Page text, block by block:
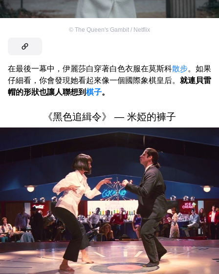
© The Queen's Gambit / Netflix
在最後一幕中，伊麗莎白穿著白色衣服在莫斯科散步。如果
仔細看，你會發現她看起來像一個國際象棋皇后。 就連貝雷
帽的形狀也讓人聯想到棋子。
《黑色追緝令》 — 米婭的褲子